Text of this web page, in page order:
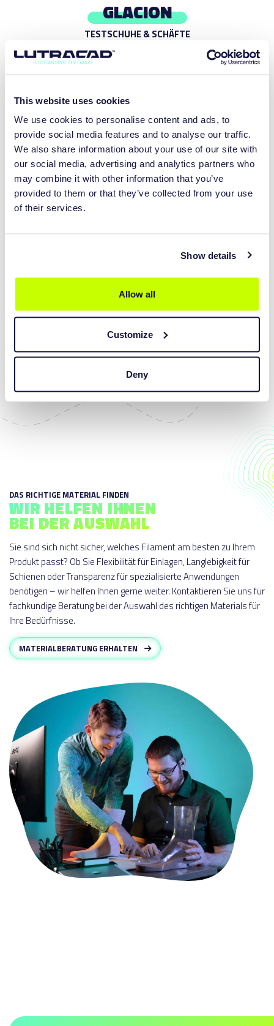
This website uses cookies
We use cookies to personalise content and ads, to
provide social media features and to analyse our traffic.
We also share information about your use of our site with
our social media, advertising and analytics partners who
may combine it with other information that you’ve
provided to them or that they’ve collected from your use
of their services.
Show details
Allow all
Customize
Deny
GLACION
TESTSCHUHE & SCHÄFTE
Ein transparentes Filament, ideal für die Herstellung klarer,
MEHR ERFAHREN
TITANIS
EINLAGE & ORTHESE
Ein langlebiges, unzerbrechliches, steifes Filament, entwickelt für
Höchstleistungen.
MEHR ERFAHREN
DAS RICHTIGE MATERIAL FINDEN
WIR HELFEN IHNEN
BEI DER AUSWAHL
Sie sind sich nicht sicher, welches Filament am besten zu Ihrem
Produkt passt? Ob Sie Flexibilität für Einlagen, Langlebigkeit für
Schienen oder Transparenz für spezialisierte Anwendungen
benötigen – wir helfen Ihnen gerne weiter. Kontaktieren Sie uns für
fachkundige Beratung bei der Auswahl des richtigen Materials für
Ihre Bedürfnisse.
MATERIALBERATUNG ERHALTEN